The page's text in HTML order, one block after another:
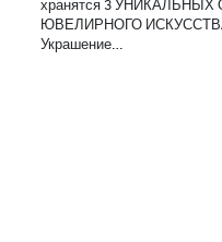
хранятся 3
ЮВЕЛИРНОГО ИСКУССТВА.
Украшение…